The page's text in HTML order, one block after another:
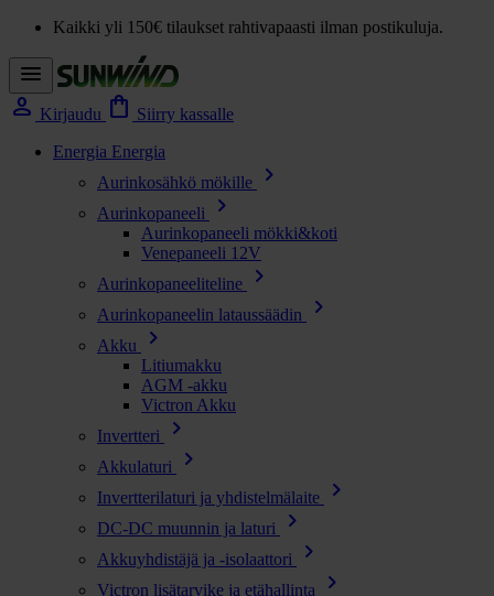
Kaikki yli 150€ tilaukset rahtivapaasti ilman postikuluja.
menu
person Kirjaudu shopping_bag Siirry kassalle
Energia Energia
Aurinkosähkö mökille
chevron_right
Aurinkopaneeli chevron_right
Aurinkopaneeli mökki&koti
Venepaneeli 12V
Aurinkopaneeliteline
chevron_right
Aurinkopaneelin lataussäädin chevron_right
Akku chevron_right
Litiumakku
AGM -akku
Victron Akku
Invertteri
chevron_right
Akkulaturi chevron_right
Invertterilaturi ja yhdistelmälaite chevron_right
DC-DC muunnin ja laturi chevron_right
Akkuyhdistäjä ja -isolaattori chevron_right
Victron lisätarvike ja etähallinta chevron_right